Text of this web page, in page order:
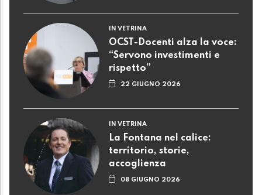
IN VETRINA
OCST-Docenti alza la voce:
“Servono investimenti e
rispetto”
22 GIUGNO 2026
IN VETRINA
La Fontana nel calice:
territorio, storie,
accoglienza
08 GIUGNO 2026